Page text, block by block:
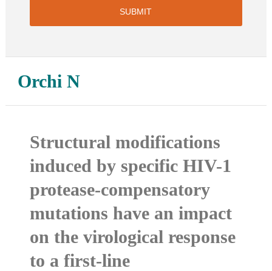
Orchi N
Structural modifications
induced by specific HIV-1
protease-compensatory
mutations have an impact
on the virological response
to a first-line